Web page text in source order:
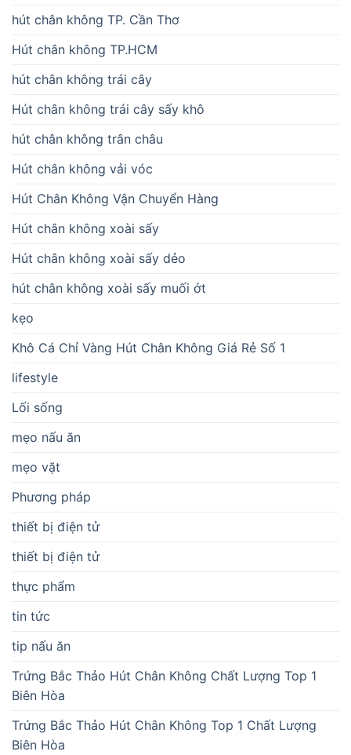
hút chân không TP. Cần Thơ
Hút chân không TP.HCM
hút chân không trái cây
Hút chân không trái cây sấy khô
hút chân không trân châu
Hút chân không vải vóc
Hút Chân Không Vận Chuyển Hàng
Hút chân không xoài sấy
Hút chân không xoài sấy dẻo
hút chân không xoài sấy muối ớt
kẹo
Khô Cá Chỉ Vàng Hút Chân Không Giá Rẻ Số 1
lifestyle
Lối sống
mẹo nấu ăn
mẹo vặt
Phương pháp
thiết bị điện tử
thiết bị điện tử
thực phẩm
tin tức
tip nấu ăn
Trứng Bắc Thảo Hút Chân Không Chất Lượng Top 1
Biên Hòa
Trứng Bắc Thảo Hút Chân Không Top 1 Chất Lượng
Biên Hòa